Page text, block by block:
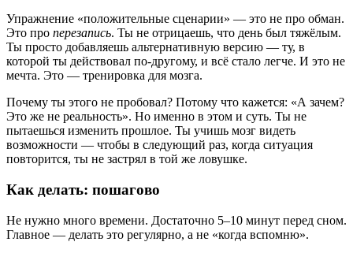
Упражнение «положительные сценарии» — это не про обман.
Это про перезапись. Ты не отрицаешь, что день был тяжёлым.
Ты просто добавляешь альтернативную версию — ту, в
которой ты действовал по-другому, и всё стало легче. И это не
мечта. Это — тренировка для мозга.
Почему ты этого не пробовал? Потому что кажется: «А зачем?
Это же не реальность». Но именно в этом и суть. Ты не
пытаешься изменить прошлое. Ты учишь мозг видеть
возможности — чтобы в следующий раз, когда ситуация
повторится, ты не застрял в той же ловушке.
Как делать: пошагово
Не нужно много времени. Достаточно 5–10 минут перед сном.
Главное — делать это регулярно, а не «когда вспомню».